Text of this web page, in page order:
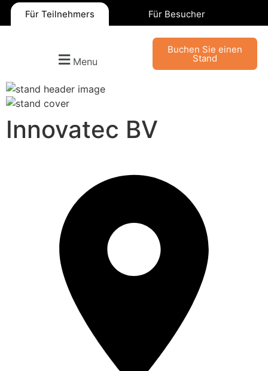
Für Teilnehmers Für Besucher
Menu
Buchen Sie einen
Stand
Innovatec BV